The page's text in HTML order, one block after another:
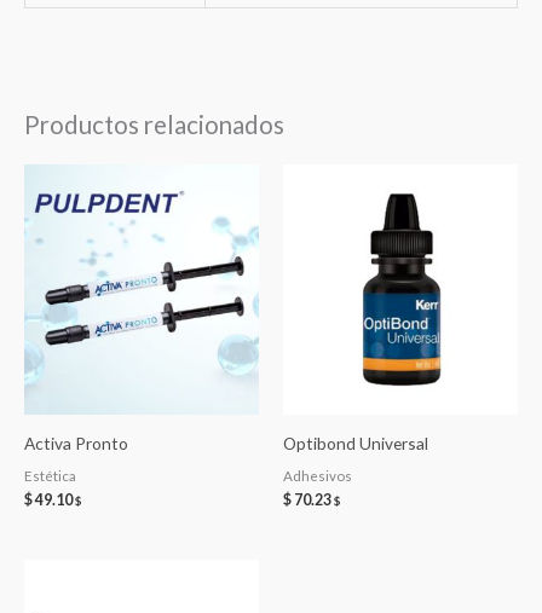
Productos relacionados
Activa Pronto
Estética
$49.10$
Optibond Universal
Adhesivos
$ 70.23$